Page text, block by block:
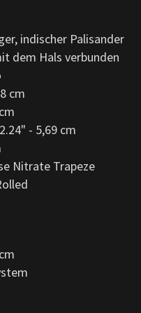
indischer Palisander
dem Hals verbunden
cm
- 5,69 cm
Nitrate Trapeze